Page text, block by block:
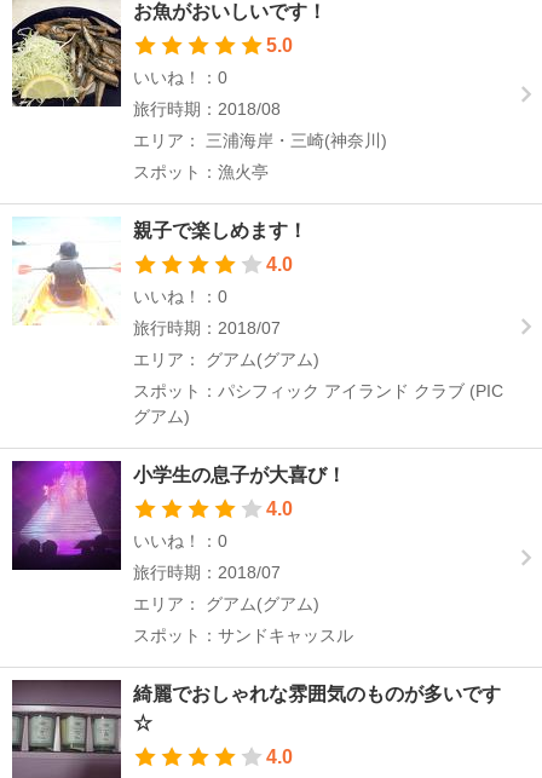
お魚がおいしいです！
5.0
いいね！：0
旅行時期：2018/08
エリア： 三浦海岸・三崎(神奈川)
スポット：漁火亭
親子で楽しめます！
4.0
いいね！：0
旅行時期：2018/07
エリア： グアム(グアム)
スポット：パシフィック アイランド クラブ (PIC
グアム)
小学生の息子が大喜び！
4.0
いいね！：0
旅行時期：2018/07
エリア： グアム(グアム)
スポット：サンドキャッスル
綺麗でおしゃれな雰囲気のものが多いです
☆
4.0